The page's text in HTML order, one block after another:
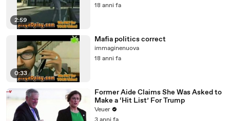
2:59
18 anni fa
0:33
Mafia politics correct
immaginenuova
18 anni fa
Former Aide Claims She Was Asked to
Make a ‘Hit List’ For Trump
Veuer